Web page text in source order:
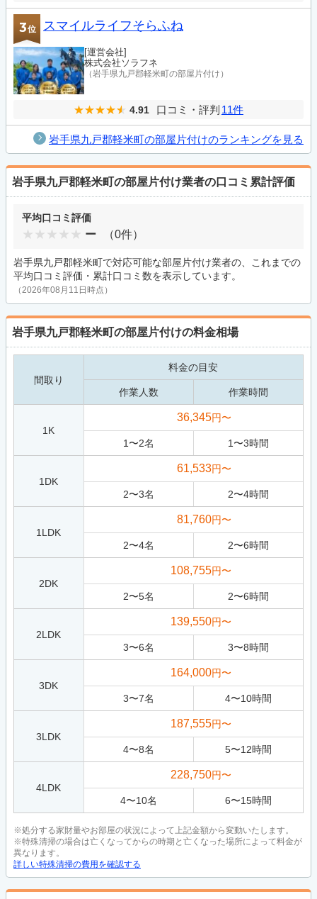
3位 スマイルライフそらふね
[運営会社]
株式会社ソラフネ
（岩手県九戸郡軽米町の部屋片付け）
4.91 口コミ・評判 11件
岩手県九戸郡軽米町の部屋片付けのランキングを見る
岩手県九戸郡軽米町の部屋片付け業者の口コミ累計評価
平均口コミ評価
ー （0件）
岩手県九戸郡軽米町で対応可能な部屋片付け業者の、これまでの
平均口コミ評価・累計口コミ数を表示しています。
（2026年08月11日時点）
岩手県九戸郡軽米町の部屋片付けの料金相場
間取り
料金の目安
作業人数 作業時間
1K
36,345円〜
1 〜2名 1 〜3時間
1DK
61,533円〜
2〜3名 2〜4時間
1LDK
81,760円〜
2〜4名 2〜6時間
2DK
108,755円〜
2〜5名 2〜6時間
2LDK
139,550円〜
3〜6名 3〜8時間
3DK
164,000円〜
3〜7名 4〜10時間
3LDK
187,555円〜
4〜8名 5〜12時間
4LDK
228,750円〜
4〜10名 6〜15時間
※処分する家財量やお部屋の状況によって上記金額から変動いたします。
※特殊清掃の場合は亡くなってからの時期と亡くなった場所によって料金が
異なります。
詳しい特殊清掃の費用を確認する